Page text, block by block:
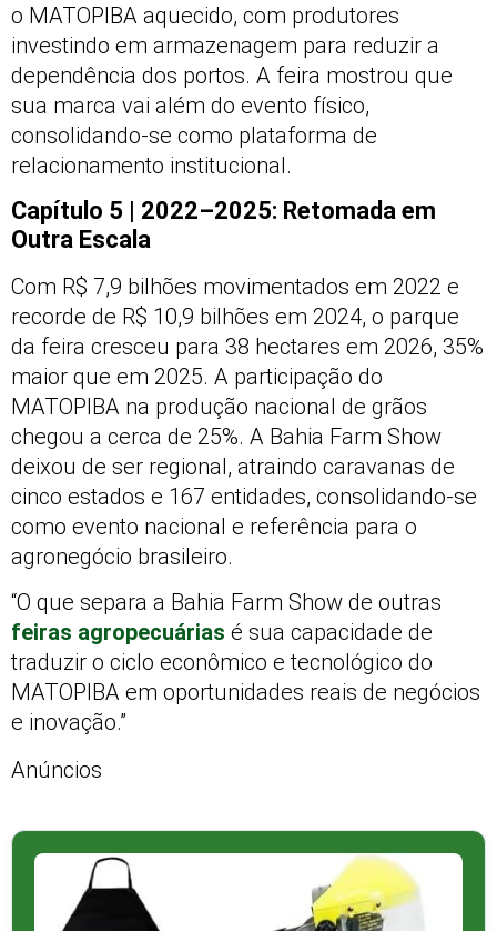
o MATOPIBA aquecido, com produtores
investindo em armazenagem para reduzir a
dependência dos portos. A feira mostrou que
sua marca vai além do evento físico,
consolidando-se como plataforma de
relacionamento institucional.
Capítulo 5 | 2022–2025: Retomada em
Outra Escala
Com R$ 7,9 bilhões movimentados em 2022 e
recorde de R$ 10,9 bilhões em 2024, o parque
da feira cresceu para 38 hectares em 2026, 35%
maior que em 2025. A participação do
MATOPIBA na produção nacional de grãos
chegou a cerca de 25%. A Bahia Farm Show
deixou de ser regional, atraindo caravanas de
cinco estados e 167 entidades, consolidando-se
como evento nacional e referência para o
agronegócio brasileiro.
“O que separa a Bahia Farm Show de outras
feiras agropecuárias é sua capacidade de
traduzir o ciclo econômico e tecnológico do
MATOPIBA em oportunidades reais de negócios
e inovação.”
Anúncios